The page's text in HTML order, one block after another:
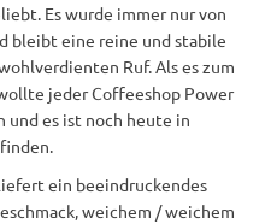
Es wurde immer nur von
bleibt eine reine und stabile
Ruf. Als es zum
jeder Coffeeshop Power
und es ist noch heute in
ein beeindruckendes
weichem / weichem